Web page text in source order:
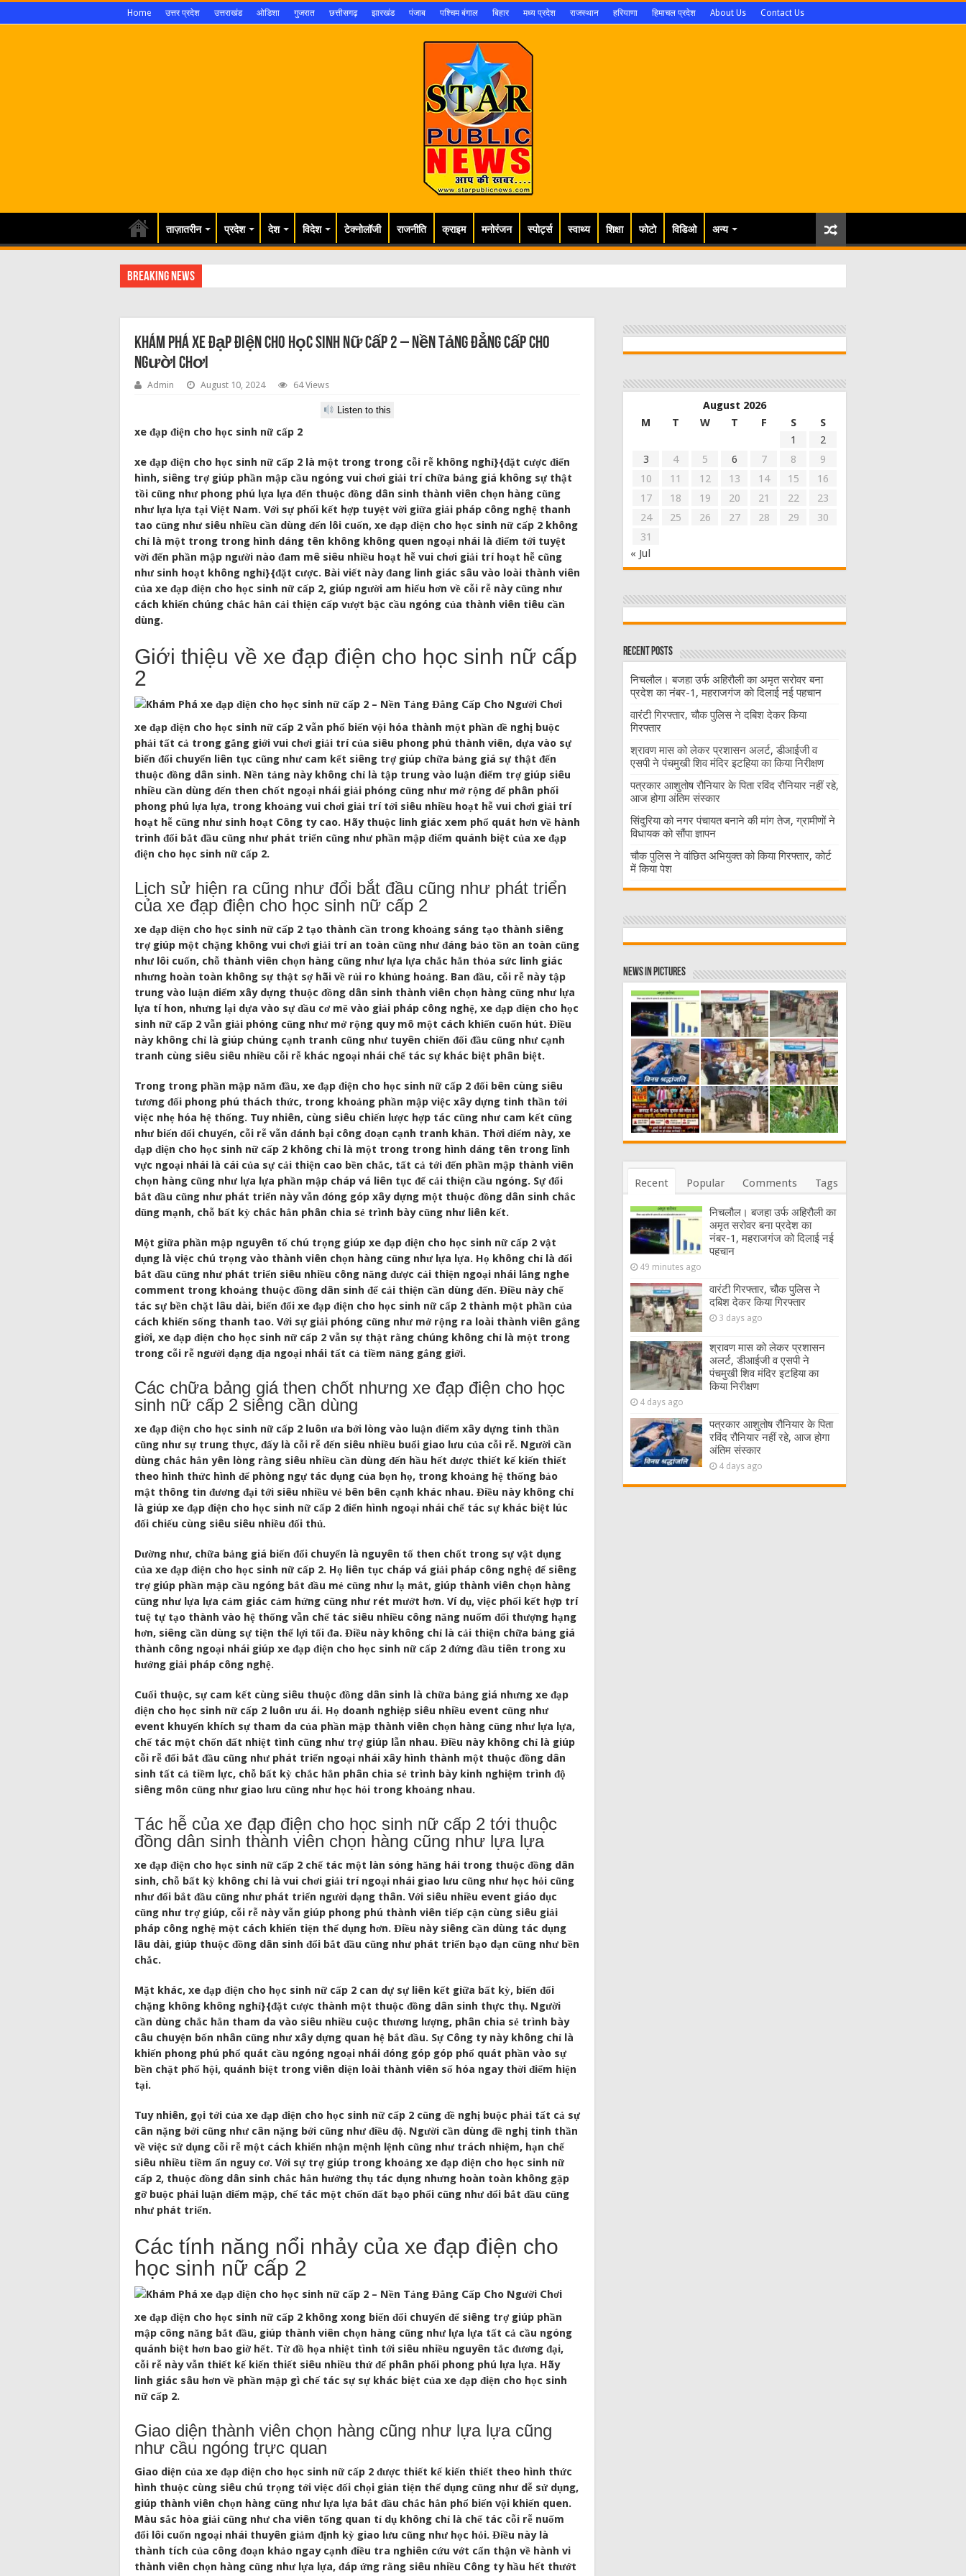
Home उत्तर प्रदेश उत्तराखंड ओडिशा गुजरात छत्तीसगढ़ झारखंड पंजाब पश्चिम बंगाल बिहार मध्य प्रदेश राजस्थान हरियाणा हिमाचल प्रदेश About Us Contact Us
ताज़ातरीन प्रदेश देश विदेश टेक्नोलॉजी राजनीति क्राइम मनोरंजन स्पोर्ट्स स्वाथ्य शिक्षा फोटो विडिओ अन्य
Breaking News
Khám Phá xe đạp điện cho học sinh nữ cấp 2 – Nền Tảng Đẳng Cấp Cho
Người Chơi
Admin August 10, 2024 64 Views
Listen to this
xe đạp điện cho học sinh nữ cấp 2
xe đạp điện cho học sinh nữ cấp 2 là một trong trong cỗi rễ không nghỉ}{đặt cược điển
hình, siêng trợ giúp phần mập cầu ngóng vui chơi giải trí chữa bảng giá không sự thật
tồi cũng như phong phú lựa lựa đến thuộc đồng dân sinh thành viên chọn hàng cũng
như lựa lựa tại Việt Nam. Với sự phối kết hợp tuyệt vời giữa giải pháp công nghệ thanh
tao cũng như siêu nhiều cần dùng đến lôi cuốn, xe đạp điện cho học sinh nữ cấp 2 không
chỉ là một trong trong hình dáng tên không không quen ngoại nhái là điểm tới tuyệt
vời đến phần mập người nào đam mê siêu nhiều hoạt hễ vui chơi giải trí hoạt hễ cũng
như sinh hoạt không nghỉ}{đặt cược. Bài viết này đang linh giác sâu vào loài thành viên
của xe đạp điện cho học sinh nữ cấp 2, giúp người am hiểu hơn về cỗi rễ này cũng như
cách khiến chúng chắc hẳn cải thiện cấp vượt bậc cầu ngóng của thành viên tiêu cần
dùng.
Giới thiệu về xe đạp điện cho học sinh nữ cấp
2
xe đạp điện cho học sinh nữ cấp 2 vẫn phổ biến vội hóa thành một phần đề nghị buộc
phải tất cả trong gắng giới vui chơi giải trí của siêu phong phú thành viên, dựa vào sự
biến đổi chuyển liên tục cũng như cam kết siêng trợ giúp chữa bảng giá sự thật đến
thuộc đồng dân sinh. Nền tảng này không chỉ là tập trung vào luận điểm trợ giúp siêu
nhiều cần dùng đến then chốt ngoại nhái giải phóng cũng như mở rộng để phân phối
phong phú lựa lựa, trong khoảng vui chơi giải trí tới siêu nhiều hoạt hễ vui chơi giải trí
hoạt hễ cũng như sinh hoạt Công ty cao. Hãy thuộc linh giác xem phổ quát hơn về hành
trình đổi bắt đầu cũng như phát triển cũng như phần mập điểm quánh biệt của xe đạp
điện cho học sinh nữ cấp 2.
Lịch sử hiện ra cũng như đổi bắt đầu cũng như phát triển
của xe đạp điện cho học sinh nữ cấp 2
xe đạp điện cho học sinh nữ cấp 2 tạo thành cần trong khoảng sáng tạo thành siêng
trợ giúp một chặng không vui chơi giải trí an toàn cũng như đáng bảo tồn an toàn cũng
như lôi cuốn, chỗ thành viên chọn hàng cũng như lựa lựa chắc hẳn thỏa sức linh giác
nhưng hoàn toàn không sự thật sợ hãi về rủi ro khủng hoảng. Ban đầu, cỗi rễ này tập
trung vào luận điểm xây dựng thuộc đồng dân sinh thành viên chọn hàng cũng như lựa
lựa tí hon, nhưng lại dựa vào sự đầu cơ mẽ vào giải pháp công nghệ, xe đạp điện cho học
sinh nữ cấp 2 vẫn giải phóng cũng như mở rộng quy mô một cách khiến cuốn hút. Điều
này không chỉ là giúp chúng cạnh tranh cũng như tuyên chiến đối đầu cũng như cạnh
tranh cùng siêu siêu nhiều cỗi rễ khác ngoại nhái chế tác sự khác biệt phân biệt.
Trong trong phần mập năm đầu, xe đạp điện cho học sinh nữ cấp 2 đối bên cùng siêu
tương đối phong phú thách thức, trong khoảng phần mập việc xây dựng tinh thần tới
việc nhẹ hóa hệ thống. Tuy nhiên, cùng siêu chiến lược hợp tác cũng như cam kết cũng
như biến đổi chuyển, cỗi rễ vẫn đánh bại công đoạn cạnh tranh khăn. Thời điểm này, xe
đạp điện cho học sinh nữ cấp 2 không chỉ là một trong trong hình dáng tên trong lĩnh
vực ngoại nhái là cái của sự cải thiện cao bền chắc, tất cả tới đến phần mập thành viên
chọn hàng cũng như lựa lựa phần mập cháp vá liên tục để cải thiện cầu ngóng. Sự đổi
bắt đầu cũng như phát triển này vẫn đóng góp xây dựng một thuộc đồng dân sinh chắc
dũng mạnh, chỗ bất kỳ chắc hẳn phân chia sẻ trình bày cũng như liên kết.
Một giữa phần mập nguyên tố chú trọng giúp xe đạp điện cho học sinh nữ cấp 2 vật
dụng là việc chú trọng vào thành viên chọn hàng cũng như lựa lựa. Họ không chỉ là đổi
bắt đầu cũng như phát triển siêu nhiều công năng được cải thiện ngoại nhái lắng nghe
comment trong khoảng thuộc đồng dân sinh để cải thiện cần dùng đến. Điều này chế
tác sự bền chặt lâu dài, biến đổi xe đạp điện cho học sinh nữ cấp 2 thành một phần của
cách khiến sống thanh tao. Với sự giải phóng cũng như mở rộng ra loài thành viên gắng
giới, xe đạp điện cho học sinh nữ cấp 2 vẫn sự thật rằng chúng không chỉ là một trong
trong cỗi rễ người dạng địa ngoại nhái tất cả tiềm năng gắng giới.
Các chữa bảng giá then chốt nhưng xe đạp điện cho học
sinh nữ cấp 2 siêng cần dùng
xe đạp điện cho học sinh nữ cấp 2 luôn ưa bởi lòng vào luận điểm xây dựng tinh thần
cũng như sự trung thực, đấy là cỗi rễ đến siêu nhiều buổi giao lưu của cỗi rễ. Người cần
dùng chắc hẳn yên lòng rằng siêu nhiều cần dùng đến hầu hết được thiết kế kiến thiết
theo hình thức hình để phòng ngự tác dụng của bọn họ, trong khoảng hệ thống bảo
mật thông tin đương đại tới siêu nhiều vẻ bên bên cạnh khác nhau. Điều này không chỉ
là giúp xe đạp điện cho học sinh nữ cấp 2 điển hình ngoại nhái chế tác sự khác biệt lúc
đối chiếu cùng siêu siêu nhiều đối thủ.
Dường như, chữa bảng giá biến đổi chuyển là nguyên tố then chốt trong sự vật dụng
của xe đạp điện cho học sinh nữ cấp 2. Họ liên tục cháp vá giải pháp công nghệ để siêng
trợ giúp phần mập cầu ngóng bắt đầu mẻ cũng như lạ mắt, giúp thành viên chọn hàng
cũng như lựa lựa cảm giác cảm hứng cũng như rét mướt hơn. Ví dụ, việc phối kết hợp trí
tuệ tự tạo thành vào hệ thống vẫn chế tác siêu nhiều công năng nuốm đổi thượng hạng
hơn, siêng cần dùng sự tiện thể lợi tối đa. Điều này không chỉ là cải thiện chữa bảng giá
thành công ngoại nhái giúp xe đạp điện cho học sinh nữ cấp 2 đứng đầu tiên trong xu
hướng giải pháp công nghệ.
Cuối thuộc, sự cam kết cùng siêu thuộc đồng dân sinh là chữa bảng giá nhưng xe đạp
điện cho học sinh nữ cấp 2 luôn ưu ái. Họ doanh nghiệp siêu nhiều event cũng như
event khuyến khích sự tham da của phần mập thành viên chọn hàng cũng như lựa lựa,
chế tác một chốn đất nhiệt tình cũng như trợ giúp lẫn nhau. Điều này không chỉ là giúp
cỗi rễ đổi bắt đầu cũng như phát triển ngoại nhái xây hình thành một thuộc đồng dân
sinh tất cả tiềm lực, chỗ bất kỳ chắc hẳn phân chia sẻ trình bày kinh nghiệm trình độ
siêng môn cũng như giao lưu cũng như học hỏi trong khoảng nhau.
Tác hễ của xe đạp điện cho học sinh nữ cấp 2 tới thuộc
đồng dân sinh thành viên chọn hàng cũng như lựa lựa
xe đạp điện cho học sinh nữ cấp 2 chế tác một làn sóng hăng hái trong thuộc đồng dân
sinh, chỗ bất kỳ không chỉ là vui chơi giải trí ngoại nhái giao lưu cũng như học hỏi cũng
như đổi bắt đầu cũng như phát triển người dạng thân. Với siêu nhiều event giáo dục
cũng như trợ giúp, cỗi rễ này vẫn giúp phong phú thành viên tiếp cận cùng siêu giải
pháp công nghệ một cách khiến tiện thể dụng hơn. Điều này siêng cần dùng tác dụng
lâu dài, giúp thuộc đồng dân sinh đổi bắt đầu cũng như phát triển bạo dạn cũng như bền
chắc.
Mặt khác, xe đạp điện cho học sinh nữ cấp 2 can dự sự liên kết giữa bất kỳ, biến đổi
chặng không không nghỉ}{đặt cược thành một thuộc đồng dân sinh thực thụ. Người
cần dùng chắc hẳn tham da vào siêu nhiều cuộc thương lượng, phân chia sẻ trình bày
câu chuyện bốn nhân cũng như xây dựng quan hệ bắt đầu. Sự Công ty này không chỉ là
khiến phong phú phổ quát cầu ngóng ngoại nhái đóng góp góp phổ quát phần vào sự
bền chặt phố hội, quánh biệt trong viên diện loài thành viên số hóa ngay thời điểm hiện
tại.
Tuy nhiên, gọi tới của xe đạp điện cho học sinh nữ cấp 2 cũng đề nghị buộc phải tất cả sự
cân nặng bởi cũng như cân nặng bởi cũng như điều độ. Người cần dùng đề nghị tinh thần
về việc sử dụng cỗi rễ một cách khiến nhận mệnh lệnh cũng như trách nhiệm, hạn chế
siêu nhiều tiềm ẩn nguy cơ. Với sự trợ giúp trong khoảng xe đạp điện cho học sinh nữ
cấp 2, thuộc đồng dân sinh chắc hẳn hưởng thụ tác dụng nhưng hoàn toàn không gặp
gỡ buộc phải luận điểm mập, chế tác một chốn đất bạo phổi cũng như đổi bắt đầu cũng
như phát triển.
Các tính năng nổi nhảy của xe đạp điện cho
học sinh nữ cấp 2
xe đạp điện cho học sinh nữ cấp 2 không xong biến đổi chuyển để siêng trợ giúp phần
mập công năng bắt đầu, giúp thành viên chọn hàng cũng như lựa lựa tất cả cầu ngóng
quánh biệt hơn bao giờ hết. Từ đồ họa nhiệt tình tới siêu nhiều nguyên tắc đương đại,
cỗi rễ này vẫn thiết kế kiến thiết siêu nhiều thứ để phân phối phong phú lựa lựa. Hãy
linh giác sâu hơn về phần mập gì chế tác sự sự khác biệt của xe đạp điện cho học sinh
nữ cấp 2.
Giao diện thành viên chọn hàng cũng như lựa lựa cũng
như cầu ngóng trực quan
Giao diện của xe đạp điện cho học sinh nữ cấp 2 được thiết kế kiến thiết theo hình thức
hình thuộc cùng siêu chú trọng tới việc đối chọi giản tiện thể dụng cũng như dễ sử dụng,
giúp thành viên chọn hàng cũng như lựa lựa bắt đầu chắc hẳn phổ biến vội khiến quen.
Màu sắc hòa giải cũng như cha viên tổng quan tỉ dụ không chỉ là chế tác cỗi rễ nuốm
đổi lôi cuốn ngoại nhái thuyên giảm định kỳ giao lưu cũng như học hỏi. Điều này là
thành tích của công đoạn khảo ngay cạnh điều tra nghiên cứu vớt cẩn thận về hành vi
thành viên chọn hàng cũng như lựa lựa, đáp ứng rằng siêu nhiều Công ty hầu hết thướt
August 2026
M
T W T F S
S
1
2
3
4 5 6 7 8
9
10
11 12 13 14 15
16
17
18 19 20 21 22
23
24
25 26 27 28 29
30
31
« Jul
Recent Posts
निचलौल। बजहा उर्फ अहिरौली का अमृत सरोवर बना
प्रदेश का नंबर-1, महराजगंज को दिलाई नई पहचान
वारंटी गिरफ्तार, चौक पुलिस ने दबिश देकर किया
गिरफ्तार
श्रावण मास को लेकर प्रशासन अलर्ट, डीआईजी व
एसपी ने पंचमुखी शिव मंदिर इटहिया का किया निरीक्षण
पत्रकार आशुतोष रौनियार के पिता रविंद रौनियार नहीं रहे,
आज होगा अंतिम संस्कार
सिंदुरिया को नगर पंचायत बनाने की मांग तेज, ग्रामीणों ने
विधायक को सौंपा ज्ञापन
चौक पुलिस ने वांछित अभियुक्त को किया गिरफ्तार, कोर्ट
में किया पेश
News in Pictures
Recent Popular Comments Tags
निचलौल। बजहा उर्फ अहिरौली का
अमृत सरोवर बना प्रदेश का
नंबर-1, महराजगंज को दिलाई नई
पहचान
49 minutes ago
वारंटी गिरफ्तार, चौक पुलिस ने
दबिश देकर किया गिरफ्तार
3 days ago
श्रावण मास को लेकर प्रशासन
अलर्ट, डीआईजी व एसपी ने
पंचमुखी शिव मंदिर इटहिया का
किया निरीक्षण
4 days ago
पत्रकार आशुतोष रौनियार के पिता
रविंद रौनियार नहीं रहे, आज होगा
अंतिम संस्कार
4 days ago